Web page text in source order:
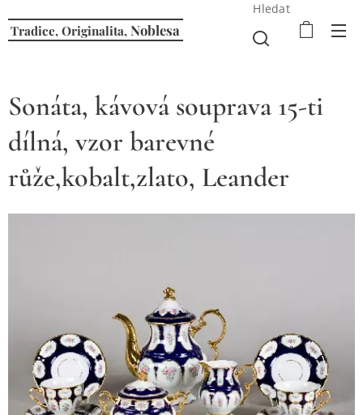
Tradice, Originalita,Noblesa
Hledat
Sonáta, kávová souprava 15-ti
dílná, vzor barevné
růže,kobalt,zlato, Leander